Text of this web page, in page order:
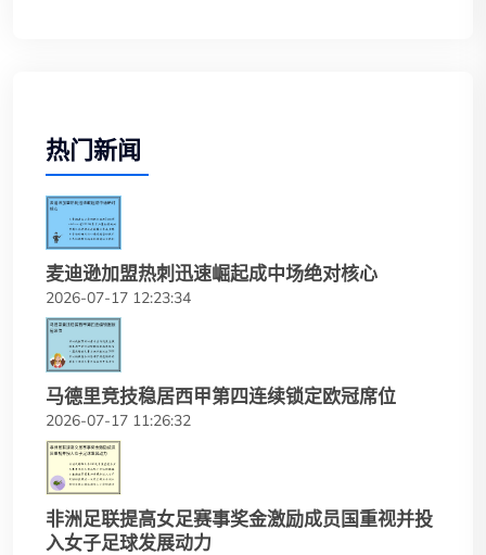
热门新闻
麦迪逊加盟热刺迅速崛起成中场绝对核心
2026-07-17 12:23:34
马德里竞技稳居西甲第四连续锁定欧冠席位
2026-07-17 11:26:32
非洲足联提高女足赛事奖金激励成员国重视并投
入女子足球发展动力